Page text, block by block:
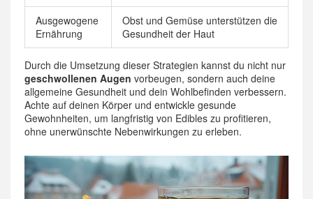
Ausgewogene
Ernährung
Obst und Gemüse unterstützen die
Gesundheit der Haut
Durch die Umsetzung dieser Strategien kannst du nicht nur
geschwollenen Augen vorbeugen, sondern auch deine
allgemeine Gesundheit und dein Wohlbefinden verbessern.
Achte auf deinen Körper und entwickle gesunde
Gewohnheiten, um langfristig von Edibles zu profitieren,
ohne unerwünschte Nebenwirkungen zu erleben.